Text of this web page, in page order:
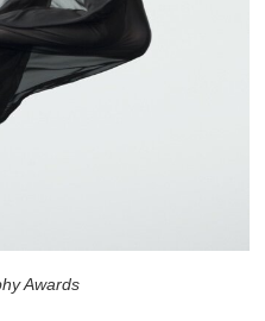
Awards